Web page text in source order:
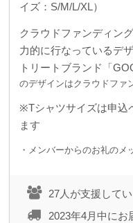
イズ：S/M/L/XL）
クラウドファンディン
力的に行なっているデ
トリートブランド「
のデザインはクラウドファ
※Tシャツサイズは申込
ます
・メンバーからのお礼のメ
27人が支援して
2023年4月中にお